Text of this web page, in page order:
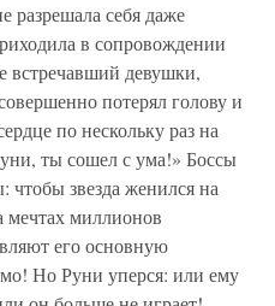
разрешала себя даже
в сопровождении
встречавший девушки,
потерял голову и
по нескольку раз на
ты сошел с ума!» Боссы
звезда женился на
мечтах миллионов
его основную
Но Руни уперся: или ему